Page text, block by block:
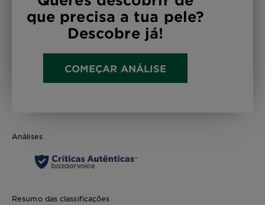
que precisa a tua pele?
Descobre já!
COMEÇAR ANÁLISE
Análises
Resumo das classificações